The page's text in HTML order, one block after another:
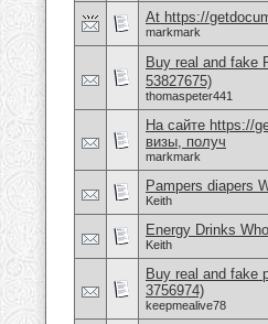
At https://
markmark
Buy real and fake
53827675)
thomaspeter441
На сайте https://
визы, получ
markmark
Pampers diapers
Keith
Energy Drinks
Keith
Buy real and fake
3756974)
keepmealive78